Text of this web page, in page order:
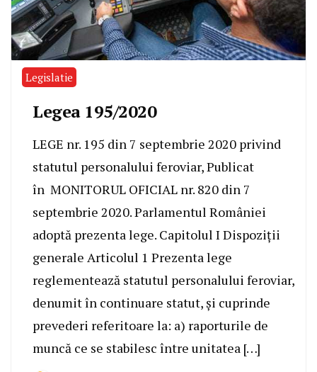
Legislatie
Legea 195/2020
LEGE nr. 195 din 7 septembrie 2020 privind
statutul personalului feroviar, Publicat
în MONITORUL OFICIAL nr. 820 din 7
septembrie 2020. Parlamentul României
adoptă prezenta lege. Capitolul I Dispoziții
generale Articolul 1 Prezenta lege
reglementează statutul personalului feroviar,
denumit în continuare statut, și cuprinde
prevederi referitoare la: a) raporturile de
muncă ce se stabilesc între unitatea […]